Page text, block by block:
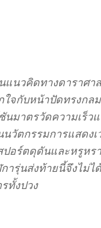
นแนวคิดทางดาราศ
จกับหน้าปัดทรงกล
าตรวัดความเร็วแ
วัตกรรมการแสดง
ปอร์ตดุดันและหรูหร
รุ่นส่งท้ายนี้จึงไม่ไ
ทั้งปวง